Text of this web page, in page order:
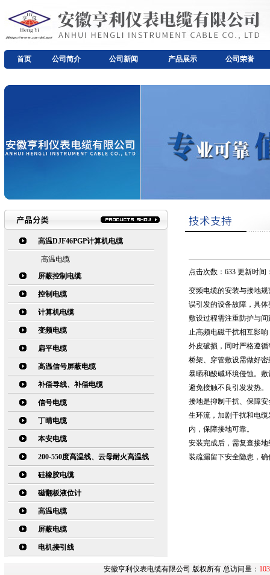
首页 公司简介 公司新闻 产品展示 公司荣誉
高温DJF46PGP计算机电缆
高温电缆
屏蔽控制电缆
控制电缆
计算机电缆
变频电缆
扁平电缆
高温信号屏蔽电缆
补偿导线、补偿电缆
信号电缆
丁晴电缆
本安电缆
200-550度高温线、云母耐火高温线
硅橡胶电缆
磁翻板液位计
高温电缆
屏蔽电缆
电机接引线
点击次数：633 更新时间
变频电缆的安装与接地
误引发的设备故障，具
敷设过程需注重防护与
止高频电磁干扰相互影
外皮破损，同时严格遵
桥架、穿管敷设需做好
暴晒和酸碱环境侵蚀。
避免接触不良引发发热。
接地是抑制干扰、保障
生环流，加剧干扰和电
内，保障接地可靠。
安装完成后，需复查接
装疏漏留下安全隐患，
安徽亨利仪表电缆有限公司 版权所有 总访问量：